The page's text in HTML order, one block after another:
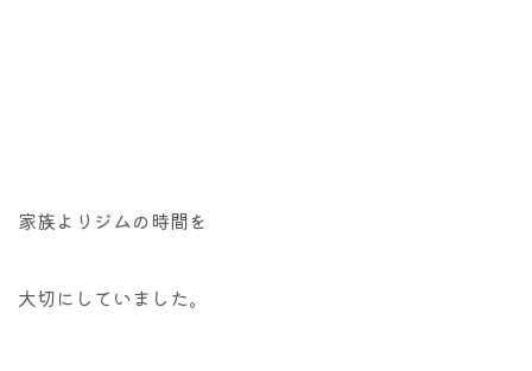
家族よりジムの時間を
大切にしていました。